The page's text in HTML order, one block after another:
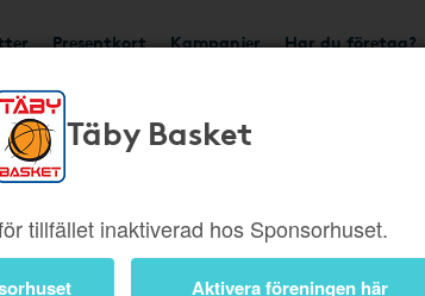
Presentkort Kampanjer Har du företag?
Täby Basket
tillfället inaktiverad hos Sponsorhuset.
Aktivera föreningen här
att du ska få rätt hjälp direkt är det viktigt att
andra kundserviceärenden?Skapa då ett